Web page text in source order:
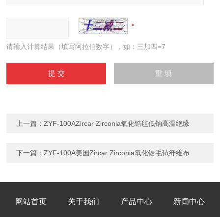
请输入计算结果（填写阿拉伯数字），如：三加四=7
上一篇：ZYF-100AZircar Zirconia氧化锆毡低钠高温绝缘
下一篇：ZYF-100A美国Zircar Zirconia氧化锆毛毡纤维布
网站首页 关于我们 产品中心 新闻中心